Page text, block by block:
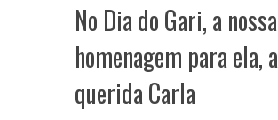
No Dia do Gari, a nossa
homenagem para ela, a
querida Carla